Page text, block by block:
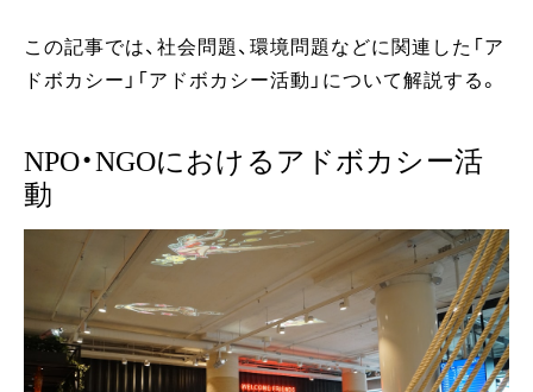
この記事では、社会問題、環境問題などに関連した「ア
ドボカシー」「アドボカシー活動」について解説する。
NPO・NGOにおけるアドボカシー活
動